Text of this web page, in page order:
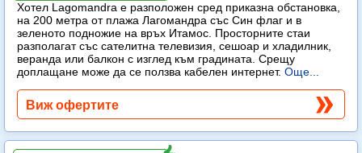
Хотел Lagomandra е разположен сред приказна обстановка,
на 200 метра от плажа Лагомандра със Син флаг и в
зеленото подножие на връх Итамос. Просторните стаи
разполагат със сателитна телевизия, сешоар и хладилник,
веранда или балкон с изглед към градината. Срещу
доплащане може да се ползва кабелен интернет. Още...
Виж офертите